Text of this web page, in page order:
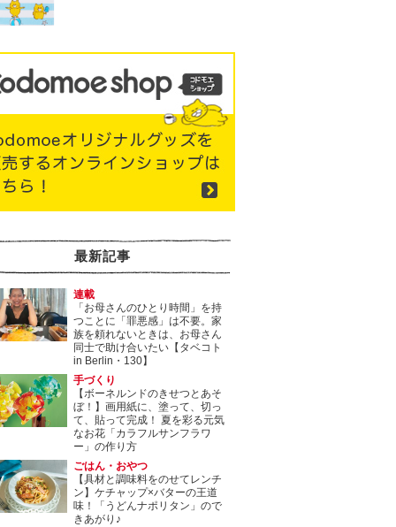
最新記事
連載
「お母さんのひとり時間」を持
つことに「罪悪感」は不要。家
族を頼れないときは、お母さん
同士で助け合いたい【タベコト
in Berlin・130】
手づくり
【ボーネルンドのきせつとあそ
ぼ！】画用紙に、塗って、切っ
て、貼って完成！ 夏を彩る元気
なお花「カラフルサンフラワ
ー」の作り方
ごはん・おやつ
【具材と調味料をのせてレンチ
ン】ケチャップ×バターの王道
味！「うどんナポリタン」ので
きあがり♪